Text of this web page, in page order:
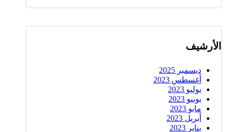
الأرشيف
ديسمبر 2025
أغسطس 2023
يوليو 2023
يونيو 2023
مايو 2023
أبريل 2023
يناير 2023